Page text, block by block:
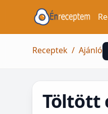
Receptek / Ajánló
Töltött